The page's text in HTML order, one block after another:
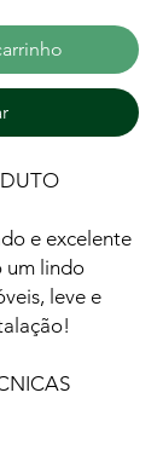
e excelente
um lindo
leve e